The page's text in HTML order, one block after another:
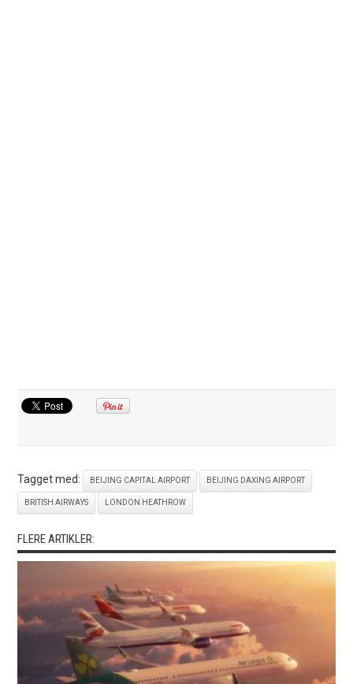
Tagget med: BEIJING CAPITAL AIRPORT BEIJING DAXING AIRPORT
BRITISH AIRWAYS LONDON HEATHROW
FLERE ARTIKLER: